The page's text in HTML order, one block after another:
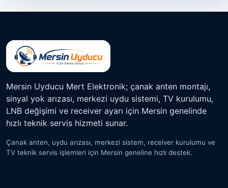
Mersin Uyducu Mert Elektronik; çanak anten montajı,
sinyal yok arızası, merkezi uydu sistemi, TV kurulumu,
LNB değişimi ve receiver ayarı için Mersin genelinde
hızlı teknik servis hizmeti sunar.
Çanak anten, uydu arızası, merkezi sistem, receiver kurulumu ve
TV teknik servis işlemleri için Mersin geneline hızlı destek.